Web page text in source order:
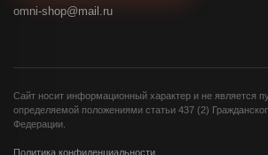
omni-shop@mail.ru
Сайт носит информационный характер и не является
определяемой положениями статьи 437 (2)
Федерации.
Политика конфиденциальности